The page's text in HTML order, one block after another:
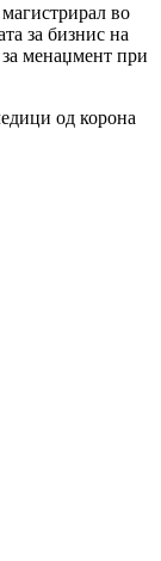
во
за бизнис на
менаџмент при
од корона